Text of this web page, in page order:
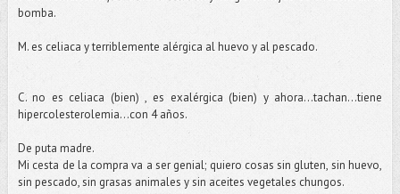
bomba.
M. es celiaca y terriblemente alérgica al huevo y al pescado.
C. no es celiaca (bien) , es exalérgica (bien) y ahora...tachan...tiene
hipercolesterolemia...con 4 años.
De puta madre.
Mi cesta de la compra va a ser genial; quiero cosas sin gluten, sin huevo,
sin pescado, sin grasas animales y sin aceites vegetales chungos.